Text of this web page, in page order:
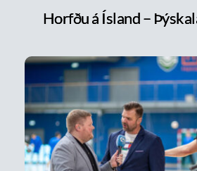
Horfðu á Ísland –